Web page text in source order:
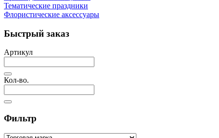
Тематические праздники
Флористические аксессуары
Быстрый заказ
Артикул
Кол-во.
Фильтр